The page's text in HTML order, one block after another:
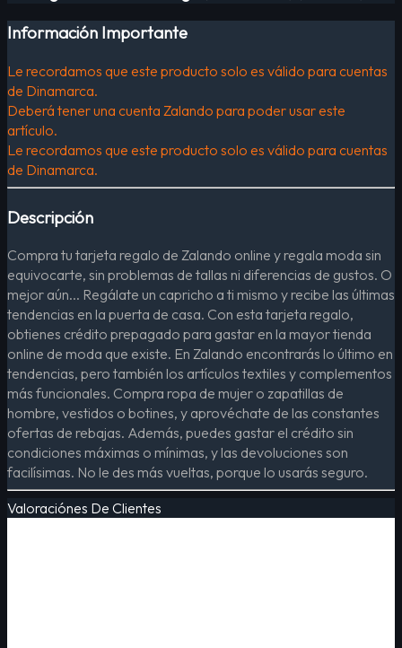
Información Importante
Le recordamos que este producto solo es válido para cuentas
de Dinamarca.
Deberá tener una cuenta Zalando para poder usar este
artículo.
Le recordamos que este producto solo es válido para cuentas
de Dinamarca.
Descripción
Compra tu tarjeta regalo de Zalando online y regala moda sin
equivocarte, sin problemas de tallas ni diferencias de gustos. O
mejor aún... Regálate un capricho a ti mismo y recibe las últimas
tendencias en la puerta de casa. Con esta tarjeta regalo,
obtienes crédito prepagado para gastar en la mayor tienda
online de moda que existe. En Zalando encontrarás lo último en
tendencias, pero también los artículos textiles y complementos
más funcionales. Compra ropa de mujer o zapatillas de
hombre, vestidos o botines, y aprovéchate de las constantes
ofertas de rebajas. Además, puedes gastar el crédito sin
condiciones máximas o mínimas, y las devoluciones son
facilísimas. No le des más vueltas, porque lo usarás seguro.
Valoraciónes De Clientes